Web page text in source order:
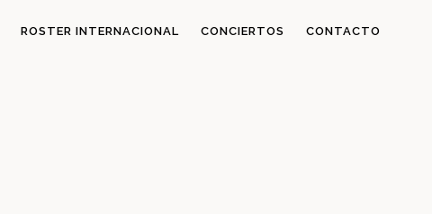
ROSTER INTERNACIONAL CONCIERTOS CONTACTO